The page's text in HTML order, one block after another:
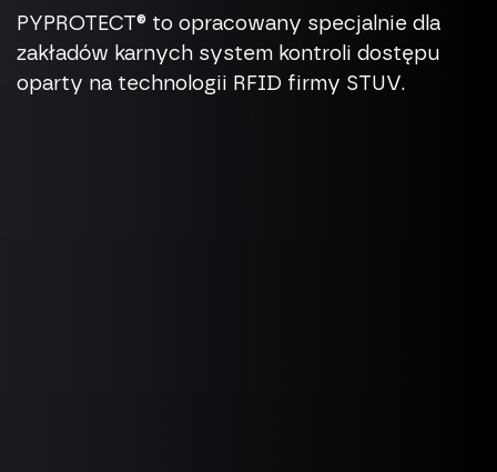
PYPROTECT® to opracowany specjalnie dla
zakładów karnych system kontroli dostępu
oparty na technologii RFID firmy STUV.